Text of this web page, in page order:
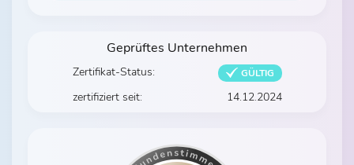
Geprüftes Unternehmen
Zertifikat-Status: GÜLTIG
zertifiziert seit: 14.12.2024